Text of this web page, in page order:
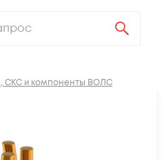
СКС и компоненты ВОЛС